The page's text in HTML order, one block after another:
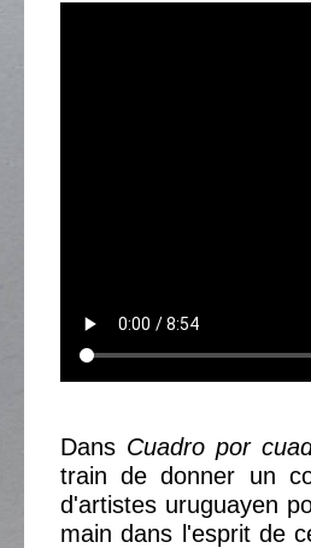
Dans Cuadro por
train de donner un
d'artistes uruguayen
main dans l'esprit de